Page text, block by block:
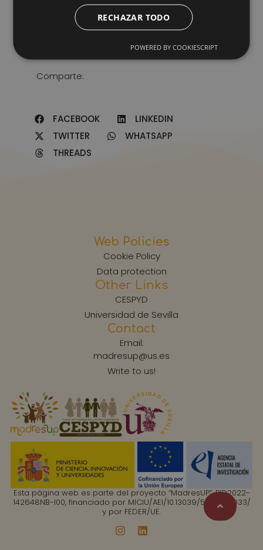
Comparte:
FACEBOOK
LINKEDIN
TWITTER
WHATSAPP
THREADS
Esta página web es parte del proyecto “MadresUP”, PID2022-
142648NB-I00, financiado por MICIU/AEI/10.13039/501100011033/
y por FEDER/UE.
Web Policies
Cookie Policy
Data protection
Other Links
CESPYD
Universidad de Sevilla
Contact
Email:
madresup@us.es
Write to us!
RECHAZAR TODO
POWERED BY COOKIESCRIPT